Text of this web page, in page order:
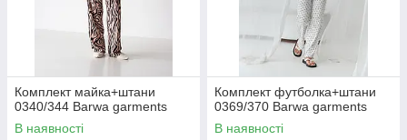
Комплект майка+штани
0340/344 Barwa garments
В наявності
Комплект футболка+штани
0369/370 Barwa garments
В наявності